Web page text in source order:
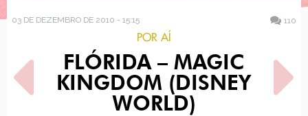
03 DE DEZEMBRO DE 2010 - 15:15 110
POR AÍ
FLÓRIDA – MAGIC
KINGDOM (DISNEY
WORLD)